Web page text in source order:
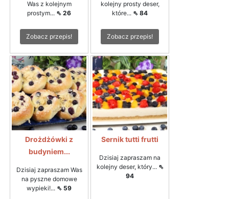
Was z kolejnym
prostym... ⇖ 26
Zobacz przepis!
kolejny prosty deser,
które... ⇖ 84
Zobacz przepis!
Drożdżówki z
budyniem...
Dzisiaj zapraszam Was
na pyszne domowe
wypieki!... ⇖ 59
Sernik tutti frutti
Dzisiaj zapraszam na
kolejny deser, który... ⇖
94